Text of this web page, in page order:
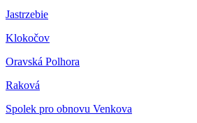
Jastrzebie
Klokočov
Oravská Polhora
Raková
Spolek pro obnovu Venkova